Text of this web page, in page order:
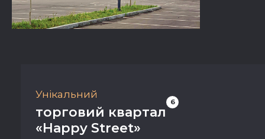
Унікальний
торговий квартал
«Happy Street»
6